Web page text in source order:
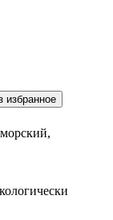
избранное